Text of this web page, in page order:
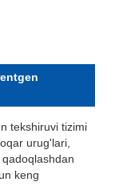
tekshiruvi tizimi
urug'lari,
keng